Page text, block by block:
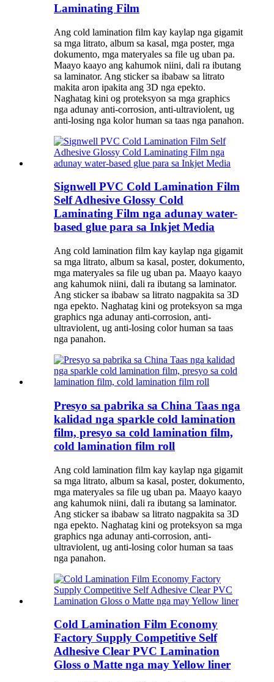
Laminating Film
Ang cold lamination film kay kaylap nga gigamit
sa mga litrato, album sa kasal, mga poster, mga
dokumento, mga materyales sa file ug uban pa.
Maayo kaayo ang kahumok niini, dali ra ibutang
sa laminator. Ang sticker sa ibabaw sa litrato
makita aron ipakita ang 3D nga epekto.
Naghatag kini og proteksyon sa mga graphics
nga adunay anti-corrosion, anti-ultraviolent, ug
anti-losing nga kolor human sa taas nga panahon.
Signwell PVC Cold Lamination Film
Self Adhesive Glossy Cold
Laminating Film nga adunay water-
based glue para sa Inkjet Media
Ang cold lamination film kay kaylap nga gigamit
sa mga litrato, album sa kasal, poster, dokumento,
mga materyales sa file ug uban pa. Maayo kaayo
ang kahumok niini, dali ra ibutang sa laminator.
Ang sticker sa ibabaw sa litrato nagpakita sa 3D
nga epekto. Naghatag kini og proteksyon sa mga
graphics nga adunay anti-corrosion, anti-
ultraviolent, ug anti-losing color human sa taas
nga panahon.
Presyo sa pabrika sa China Taas nga
kalidad nga sparkle cold lamination
film, presyo sa cold lamination film,
cold lamination film roll
Ang cold lamination film kay kaylap nga gigamit
sa mga litrato, album sa kasal, poster, dokumento,
mga materyales sa file ug uban pa. Maayo kaayo
ang kahumok niini, dali ra ibutang sa laminator.
Ang sticker sa ibabaw sa litrato nagpakita sa 3D
nga epekto. Naghatag kini og proteksyon sa mga
graphics nga adunay anti-corrosion, anti-
ultraviolent, ug anti-losing color human sa taas
nga panahon.
Cold Lamination Film Economy
Factory Supply Competitive Self
Adhesive Clear PVC Lamination
Gloss o Matte nga may Yellow liner